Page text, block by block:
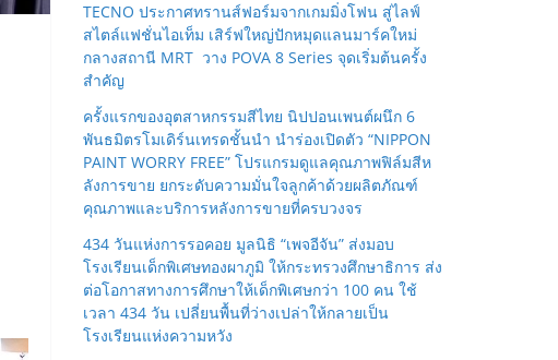
TECNO ประกาศทรานส์ฟอร์มจากเกมมิ่งโฟน สู่ไลฟ์
สไตล์แฟชั่นไอเท็ม เสิร์ฟใหญ่ปักหมุดแลนมาร์คใหม่
กลางสถานี MRT วาง POVA 8 Series จุดเริ่มต้นครั้ง
สำคัญ
ครั้งแรกของอุตสาหกรรมสีไทย นิปปอนเพนต์ผนึก 6
พันธมิตรโมเดิร์นเทรดชั้นนำ นำร่องเปิดตัว “NIPPON
PAINT WORRY FREE” โปรแกรมดูแลคุณภาพฟิล์มสีห
ลังการขาย ยกระดับความมั่นใจลูกค้าด้วยผลิตภัณฑ์
คุณภาพและบริการหลังการขายที่ครบวงจร
434 วันแห่งการรอคอย มูลนิธิ “เพจอีจัน” ส่งมอบ
โรงเรียนเด็กพิเศษทองผาภูมิ ให้กระทรวงศึกษาธิการ ส่ง
ต่อโอกาสทางการศึกษาให้เด็กพิเศษกว่า 100 คน ใช้
เวลา 434 วัน เปลี่ยนพื้นที่ว่างเปล่าให้กลายเป็น
โรงเรียนแห่งความหวัง